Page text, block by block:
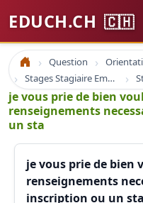
EDUCH.CH 🇨🇭
Accueil Question
Stages Stagiaire Emploi
je vous prie de bien
renseignements
un sta
je vous prie de bien
renseignements
inscription ou un